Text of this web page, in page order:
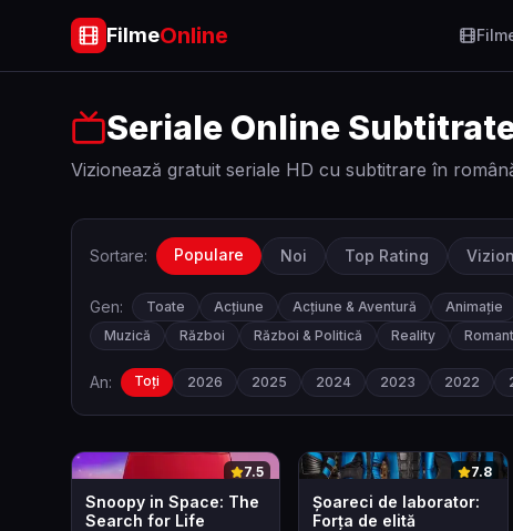
FilmeOnline
Seriale Online
Vizionează gratuit seriale HD cu subtitrare în
Sortare: Populare Noi Top Rating
Gen: Toate Acțiune Acțiune & Aventură Animație
Muzică
Război Război & Politică Reality
An: Toți 2026 2025 2024 2023 2022
0 7.5
Snoopy in Space: The
Search for Life
0 7.8
Șoareci de laborator:
Forța de elită